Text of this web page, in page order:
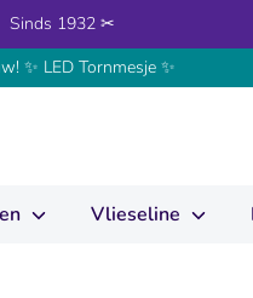
Sinds 1932 ✂
✨ LED Tornmesje ✨
Vlieseline